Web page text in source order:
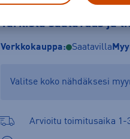
Tarkista saatavuus ja
Verkkokauppa: Saatavilla
Valitse koko nähdäksesi
Arvioitu toimitusaika 1-